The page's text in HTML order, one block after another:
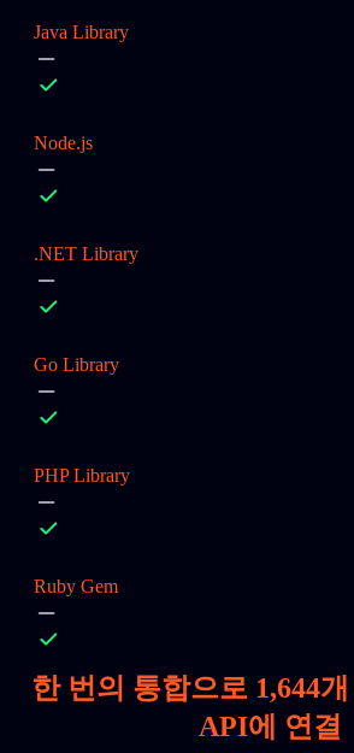
Java Library
Node.js
.NET Library
Go Library
PHP Library
Ruby Gem
한 번의 통합으로 1,644
API에 연결